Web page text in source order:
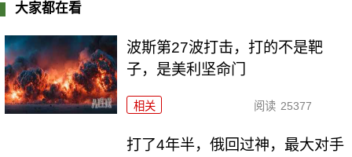
大家都在看
波斯第27波打击，打的不是靶
子，是美利坚命门
相关 阅读 25377
打了4年半，俄回过神，最大对手